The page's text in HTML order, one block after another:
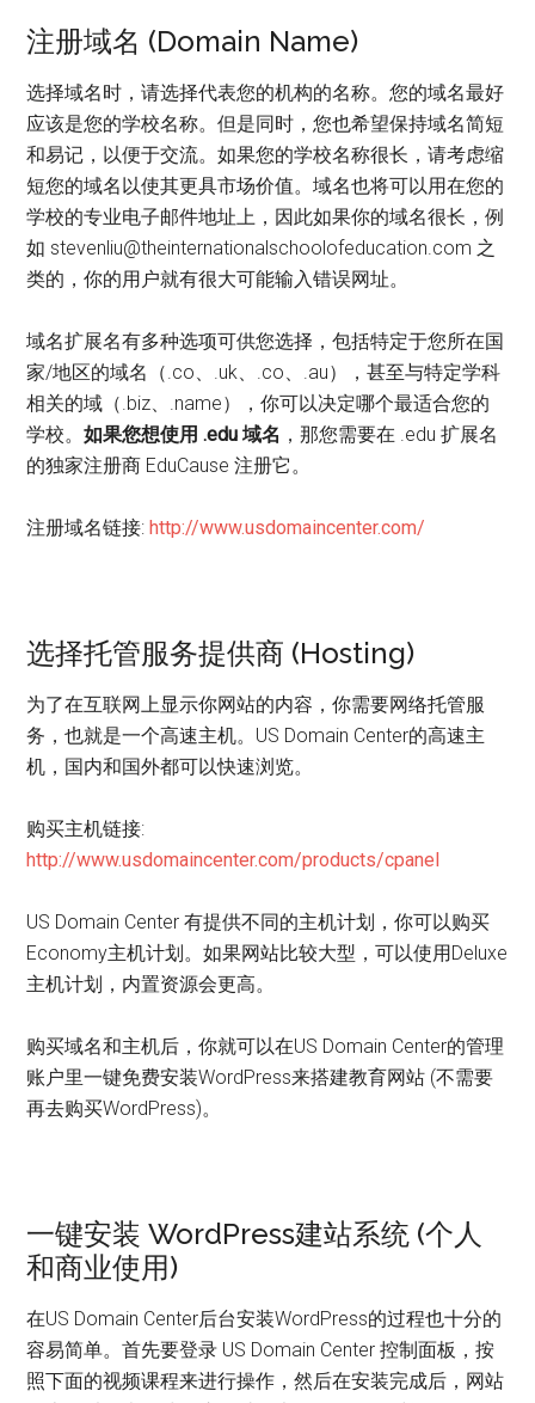
注册域名 (Domain Name)
选择域名时，请选择代表您的机构的名称。您的域名最好
应该是您的学校名称。但是同时，您也希望保持域名简短
和易记，以便于交流。如果您的学校名称很长，请考虑缩
短您的域名以使其更具市场价值。域名也将可以用在您的
学校的专业电子邮件地址上，因此如果你的域名很长，例
如 stevenliu@theinternationalschoolofeducation.com 之
类的，你的用户就有很大可能输入错误网址。
域名扩展名有多种选项可供您选择，包括特定于您所在国
家/地区的域名（.co、.uk、.co、.au），甚至与特定学科
相关的域（.biz、.name），你可以决定哪个最适合您的
学校。如果您想使用 .edu 域名 ，那您需要在 .edu 扩展名
的独家注册商 EduCause 注册它。
注册域名链接:http://www.usdomaincenter.com/
选择托管服务提供商 (Hosting)
为了在互联网上显示你网站的内容，你需要网络托管服
务，也就是一个高速主机。US Domain Center的高速主
机，国内和国外都可以快速浏览。
购买主机链接:
http://www.usdomaincenter.com/products/cpanel
US Domain Center 有提供不同的主机计划，你可以购买
Economy主机计划。如果网站比较大型，可以使用Deluxe
主机计划，内置资源会更高。
购买域名和主机后，你就可以在US Domain Center的管理
账户里一键免费安装WordPress来搭建教育网站 (不需要
再去购买WordPress)。
一键安装 WordPress建站系统 (个人
和商业使用)
在US Domain Center后台安装WordPress的过程也十分的
容易简单。首先要登录 US Domain Center 控制面板，按
照下面的视频课程来进行操作，然后在安装完成后，网站